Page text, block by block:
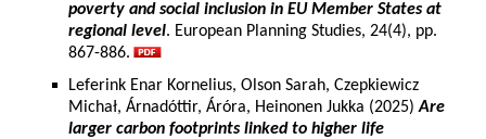
poverty and social inclusion in EU Member States at
regional level. European Planning Studies, 24(4), pp.
867-886.
Leferink Enar Kornelius, Olson Sarah, Czepkiewicz
Michał, Árnadóttir, Áróra, Heinonen Jukka (2025)Are
larger carbon footprints linked to higher life